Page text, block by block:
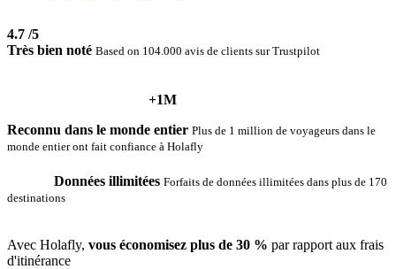
4.7 /5
Très bien noté Based on 104.000 avis de clients sur Trustpilot
+1M
Reconnu dans le monde entier Plus de 1 million de voyageurs dans le
monde entier ont fait confiance à Holafly
Données illimitées Forfaits de données illimitées dans plus de 170
destinations
Avec Holafly, vous économisez plus de 30 % par rapport aux frais
d'itinérance